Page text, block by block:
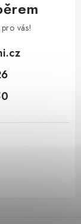
vás!